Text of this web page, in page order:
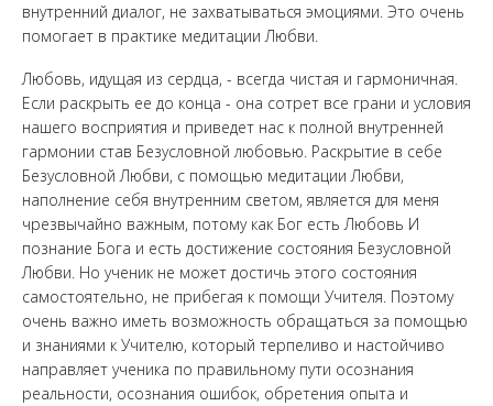
внутренний диалог, не захватываться эмоциями. Это очень
помогает в практике медитации Любви.
Любовь, идущая из сердца, - всегда чистая и гармоничная.
Если раскрыть ее до конца - она сотрет все грани и условия
нашего восприятия и приведет нас к полной внутренней
гармонии став Безусловной любовью. Раскрытие в себе
Безусловной Любви, с помощью медитации Любви,
наполнение себя внутренним светом, является для меня
чрезвычайно важным, потому как Бог есть Любовь И
познание Бога и есть достижение состояния Безусловной
Любви. Но ученик не может достичь этого состояния
самостоятельно, не прибегая к помощи Учителя. Поэтому
очень важно иметь возможность обращаться за помощью
и знаниями к Учителю, который терпеливо и настойчиво
направляет ученика по правильному пути осознания
реальности, осознания ошибок, обретения опыта и